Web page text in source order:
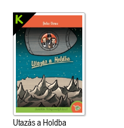
Utazás a Holdba